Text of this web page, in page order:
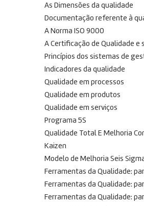
As Dimensões da qualidade
Documentação referente à
A Norma ISO 9000
A Certificação de Qualidade e
Princípios dos sistemas de
Indicadores da qualidade
Qualidade em processos
Qualidade em produtos
Qualidade em serviços
Programa 5S
Qualidade Total E Melhoria
Kaizen
Modelo de Melhoria Seis
Ferramentas da Qualidade:
Ferramentas da Qualidade:
Ferramentas da Qualidade: